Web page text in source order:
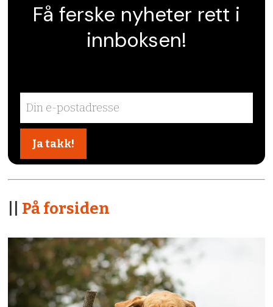
Få ferske nyheter rett i
innboksen!
På forsiden